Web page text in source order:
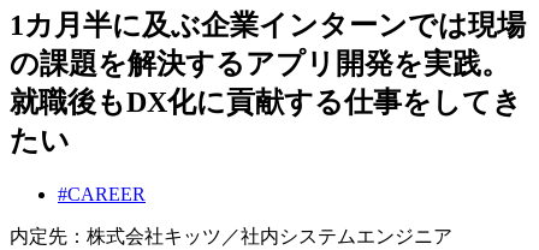
1カ月半に及ぶ企業インターンでは現場
の課題を解決するアプリ開発を実践。
就職後もDX化に貢献する仕事をしてき
たい
#CAREER
内定先：株式会社キッツ／社内システムエンジニア